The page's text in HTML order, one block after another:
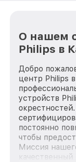
О нашем
Philips в
Добро
центр Philips
устройств
постоянно
чтобы
Миссия